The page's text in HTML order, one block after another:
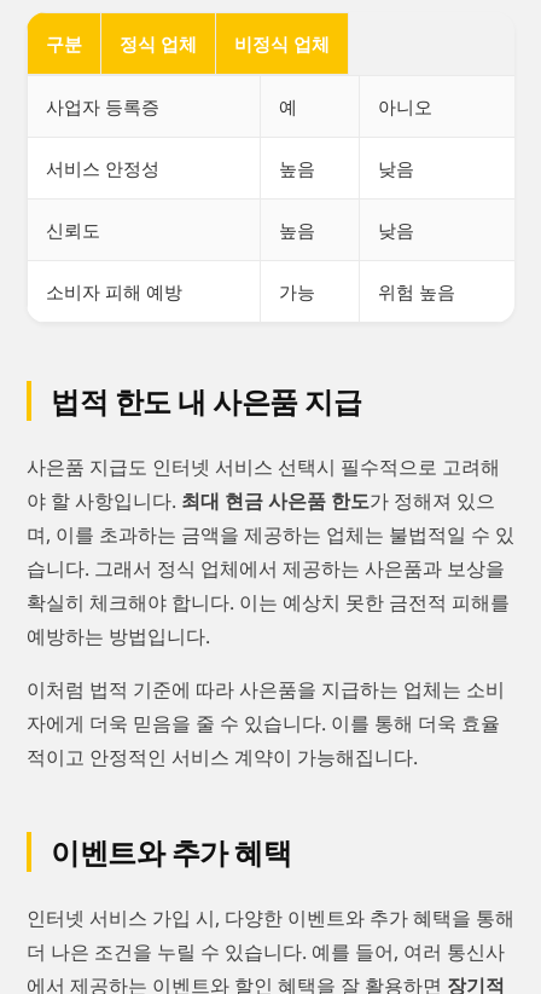
구분 정식 업체 비정식 업체
사업자 등록증 예 아니오
서비스 안정성 높음 낮음
신뢰도 높음 낮음
소비자 피해 예방 가능 위험 높음
법적 한도 내 사은품 지급
사은품 지급도 인터넷 서비스 선택시 필수적으로 고려해
야 할 사항입니다. 최대 현금 사은품 한도가 정해져 있으
며, 이를 초과하는 금액을 제공하는 업체는 불법적일 수 있
습니다. 그래서 정식 업체에서 제공하는 사은품과 보상을
확실히 체크해야 합니다. 이는 예상치 못한 금전적 피해를
예방하는 방법입니다.
이처럼 법적 기준에 따라 사은품을 지급하는 업체는 소비
자에게 더욱 믿음을 줄 수 있습니다. 이를 통해 더욱 효율
적이고 안정적인 서비스 계약이 가능해집니다.
이벤트와 추가 혜택
인터넷 서비스 가입 시, 다양한 이벤트와 추가 혜택을 통해
더 나은 조건을 누릴 수 있습니다. 예를 들어, 여러 통신사
에서 제공하는 이벤트와 할인 혜택을 잘 활용하면 장기적